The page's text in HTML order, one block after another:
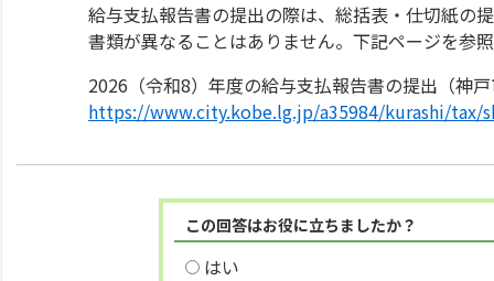
給与支払報告書の提出の際は、総括表・仕切紙の
書類が異なることはありません。下記ページを参
2026（令和8）年度の給与支払報告書の提出（神
https://www.city.kobe.lg.jp/a35984/kurashi/
この回答はお役に立ちましたか？
はい